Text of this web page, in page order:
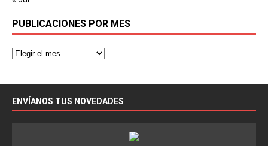
PUBLICACIONES POR MES
ENVÍANOS TUS NOVEDADES